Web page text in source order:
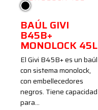
Negro
BAÚL GIVI
B45B+
MONOLOCK 45L
El Givi B45B+ es un baúl
con sistema monolock,
con embellecedores
negros. Tiene capacidad
para…